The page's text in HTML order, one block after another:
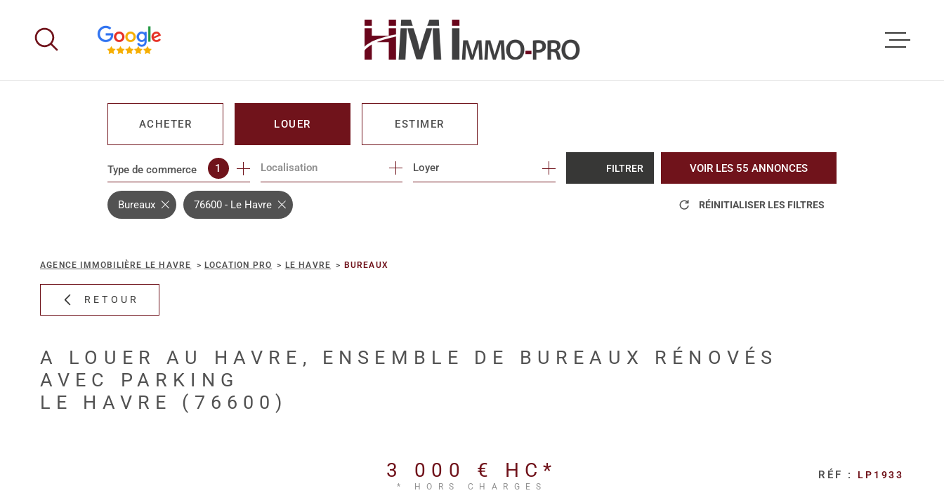
contenu
ACHETER
DE L'IMMO PRO
LOUER
DE L'IMMO PRO
ESTIMER
Type de commerce 1 Localisation Loyer FILTRER VOIR LES 55 ANNONCES
Bureaux 76600 - Le Havre RÉINITIALISER LES FILTRES
AGENCE IMMOBILIÈRE LE HAVRE LOCATION PRO LE HAVRE BUREAUX
RETOUR
A LOUER AU HAVRE, ENSEMBLE DE BUREAUX RÉNOVÉS
AVEC PARKING
LE HAVRE (76600)
3 000 € HC*
* HORS CHARGES
RÉF : LP1933